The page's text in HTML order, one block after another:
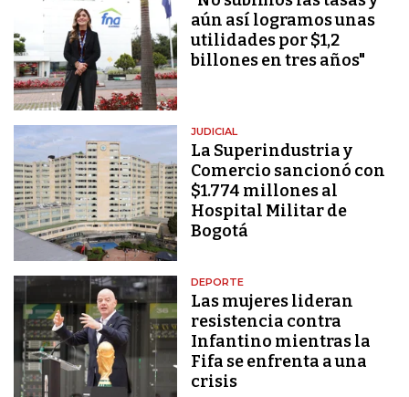
aún así logramos unas
utilidades por $1,2
billones en tres años"
JUDICIAL
La Superindustria y
Comercio sancionó con
$1.774 millones al
Hospital Militar de
Bogotá
DEPORTE
Las mujeres lideran
resistencia contra
Infantino mientras la
Fifa se enfrenta a una
crisis